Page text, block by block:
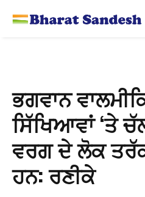
ਭਗਵਾਨ
ਸਿੱਖਿਆਵਾਂ ‘ਤੇ
ਵਰਗ ਦੇ ਲੋਕ
ਹਨ: ਰਣੀਕੇ